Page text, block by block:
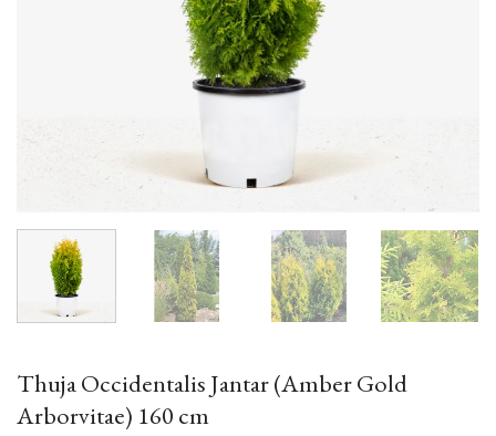
Thuja Occidentalis Jantar (Amber Gold
Arborvitae) 160 cm